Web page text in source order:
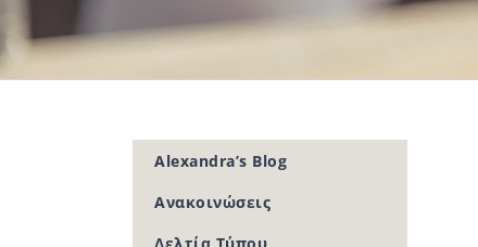
Alexandra’s Blog
Ανακοινώσεις